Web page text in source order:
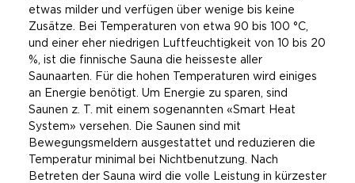
etwas milder und verfügen über wenige bis keine
Zusätze. Bei Temperaturen von etwa 90 bis 100 °C,
und einer eher niedrigen Luftfeuchtigkeit von 10 bis 20
%, ist die finnische Sauna die heisseste aller
Saunaarten. Für die hohen Temperaturen wird einiges
an Energie benötigt. Um Energie zu sparen, sind
Saunen z. T. mit einem sogenannten «Smart Heat
System» versehen. Die Saunen sind mit
Bewegungsmeldern ausgestattet und reduzieren die
Temperatur minimal bei Nichtbenutzung. Nach
Betreten der Sauna wird die volle Leistung in kürzester